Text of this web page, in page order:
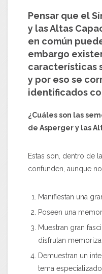
Pensar que el
y las Altas
en común
embargo
características
y por eso se
identificados
¿Cuáles son las
de Asperger y las
Estas son, dentro de
confunden, aunque
Manifiestan una
Poseen una
Muestran gran
disfrutan
Demuestran un
tema